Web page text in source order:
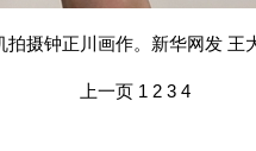
摄钟正川画作。新华网发 王
上一页 1 2 3 4